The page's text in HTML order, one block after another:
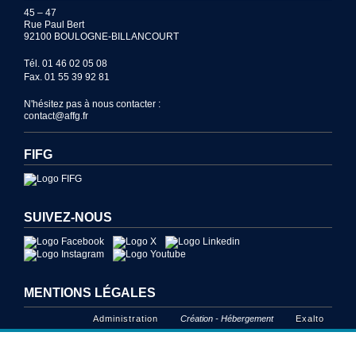
10/10 : Etape 8 : Les Greens d'Eugenie...
10/10 : Etape 8 : Golf de Menneville (IDFFGT...
10/10 : Etape 8 : Golf de Menneville (CLFGT...
11/10 : Etape 8 : Golf du Fort (AFTG 8)
17/10 : E20 NEO CUP : OPEN DE ROUFFACH...
17/10 : ETAPE 20 TF : OPEN DE ROUFFACH
17/10 : ETAPE 20 : OPEN DE ROUFFACH 2026
24/10 : E21 NEO CUP : OPEN DE BORDEAUX...
24/10 : ETAPE 21 : OPEN DE BORDEAUX 2026
24/10 : ETAPE 21 TF : OPEN DE BORDEAUX
45 – 47
Rue Paul Bert
92100 BOULOGNE-BILLANCOURT
Tél. 01 46 02 05 08
Fax. 01 55 39 92 81
N'hésitez pas à nous contacter :
contact@affg.fr
FIFG
SUIVEZ-NOUS
MENTIONS LÉGALES
Administration Création - Hébergement Exalto